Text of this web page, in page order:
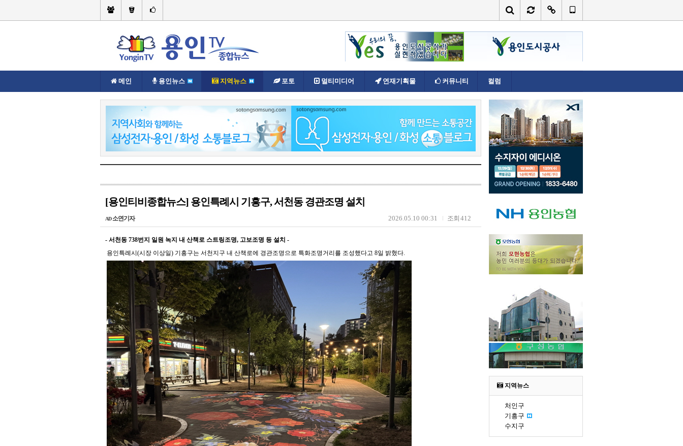
메인 용인뉴스 지역뉴스 포토 멀티미디어 연재기획물 커뮤니티 컬럼
지역뉴스
처인구
기흥구
수지구
현재위치:// 지역뉴스 기흥구
[용인티비종합뉴스] 용인특례시 기흥구, 서천동 경관조명 설치
AD 소연기자 조회 412
2026.05.10 00:31
- 서천동 738번지 일원 녹지 내 산책로 스트링조명, 고보조명 등 설치 -
용인특례시 (시장 이상일) 기흥구는 서천지구 내 산책로에 경관조명으로 특화조명거리를 조성했다고 8일 밝혔다.